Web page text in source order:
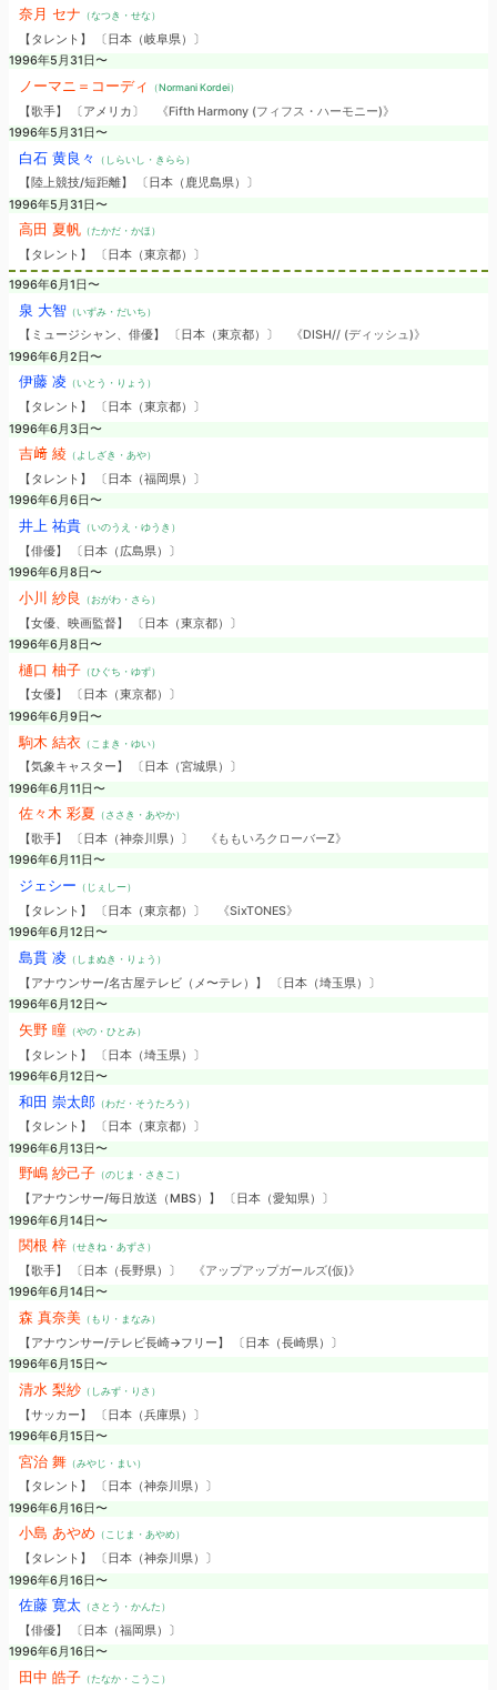
奈月 セナ （なつき・せな）
【タレント】 〔日本（岐阜県）〕
1996年5月31日〜
ノーマニ＝コーディ （Normani Kordei）
【歌手】 〔アメリカ〕
《Fifth Harmony (フィフス・ハーモニー)》
1996年5月31日〜
白石 黄良々 （しらいし・きらら）
【陸上競技/短距離】 〔日本（鹿児島県）〕
1996年5月31日〜
高田 夏帆（たかだ・かほ）
【タレント】 〔日本（東京都）〕
1996年6月1日〜
泉 大智（いずみ・だいち）
【ミュージシャン、俳優】 〔日本（東京都）〕
《DISH// (ディッシュ)》
1996年6月2日〜
伊藤 凌 （いとう・りょう）
【タレント】 〔日本（東京都）〕
1996年6月3日〜
吉﨑 綾（よしざき・あや）
【タレント】 〔日本（福岡県）〕
1996年6月6日〜
井上 祐貴（いのうえ・ゆうき）
【俳優】 〔日本（広島県）〕
1996年6月8日〜
小川 紗良 （おがわ・さら）
【女優、映画監督】 〔日本（東京都）〕
1996年6月8日〜
樋口 柚子（ひぐち・ゆず）
【女優】 〔日本（東京都）〕
1996年6月9日〜
駒木 結衣（こまき・ゆい）
【気象キャスター】 〔日本（宮城県）〕
1996年6月11日〜
佐々木 彩夏 （ささき・あやか）
【歌手】 〔日本（神奈川県）〕
《ももいろクローバーZ》
1996年6月11日〜
ジェシー （じぇしー）
【タレント】 〔日本（東京都）〕
《SixTONES》
1996年6月12日〜
島貫 凌 （しまぬき・りょう）
【アナウンサー/名古屋テレビ（メ〜テレ）】 〔日本（埼玉県）〕
1996年6月12日〜
矢野 瞳（やの・ひとみ）
【タレント】 〔日本（埼玉県）〕
1996年6月12日〜
和田 崇太郎（わだ・そうたろう）
【タレント】 〔日本（東京都）〕
1996年6月13日〜
野嶋 紗己子（のじま・さきこ）
【アナウンサー/毎日放送（MBS）】 〔日本（愛知県）〕
1996年6月14日〜
関根 梓（せきね・あずさ）
【歌手】 〔日本（長野県）〕
《アップアップガールズ(仮)》
1996年6月14日〜
森 真奈美（もり・まなみ）
【アナウンサー/テレビ長崎→フリー】 〔日本（長崎県）〕
1996年6月15日〜
清水 梨紗（しみず・りさ）
【サッカー】 〔日本（兵庫県）〕
1996年6月15日〜
宮治 舞（みやじ・まい）
【タレント】 〔日本（神奈川県）〕
1996年6月16日〜
小島 あやめ （こじま・あやめ）
【タレント】 〔日本（神奈川県）〕
1996年6月16日〜
佐藤 寛太（さとう・かんた）
【俳優】 〔日本（福岡県）〕
1996年6月16日〜
田中 皓子（たなか・こうこ）